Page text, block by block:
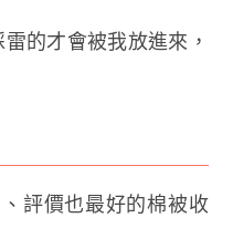
的才會被我放進來，
評價也最好的棉被收